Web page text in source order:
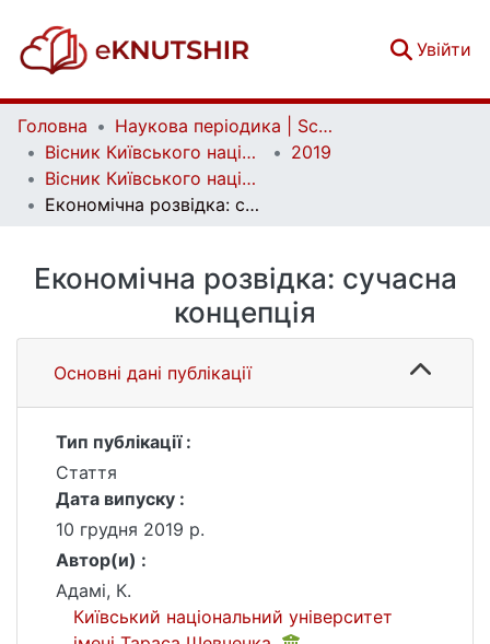
Увійти
Головна
Наукова періодика | Scientific periodicals
Вісник Київського національного університету імені Тараса Шевченка. Економіка | Bulletin of Taras Shevchenko National University of Kyiv. Economics
2019
Вісник Київського національного університету імені Тараса Шевченка. Економіка. Випуск 6 (207)
Економічна розвідка: сучасна концепція
Економічна розвідка: сучасна
концепція
Основні дані публікації
Тип публікації :
Стаття
Дата випуску :
10 грудня 2019 р.
Автор(и) :
Адамі, К.
Київський національний університет